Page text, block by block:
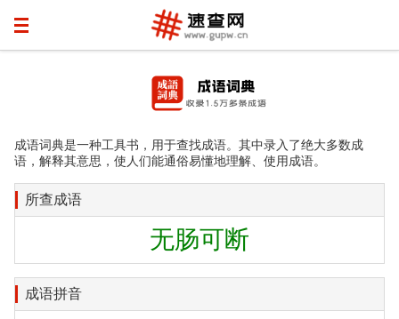
成语词典是一种工具书，用于查找成语。其中录入了绝大多数成
语，解释其意思，使人们能通俗易懂地理解、使用成语。
所查成语
无肠可断
成语拼音